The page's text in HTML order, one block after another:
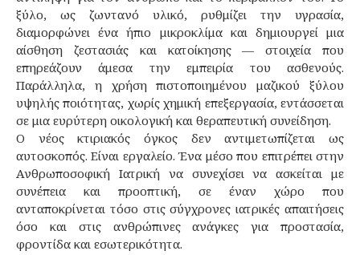
ξύλο, ως ζωντανό υλικό, ρυθμίζει την υγρασία,
διαμορφώνει ένα ήπιο μικροκλίμα και δημιουργεί μια
αίσθηση ζεστασιάς και κατοίκησης — στοιχεία που
επηρεάζουν άμεσα την εμπειρία του ασθενούς.
Παράλληλα, η χρήση πιστοποιημένου μαζικού ξύλου
υψηλής ποιότητας, χωρίς χημική επεξεργασία, εντάσσεται
σε μια ευρύτερη οικολογική και θεραπευτική συνείδηση.
Ο νέος κτιριακός όγκος δεν αντιμετωπίζεται ως
αυτοσκοπός. Είναι εργαλείο. Ένα μέσο που επιτρέπει στην
Ανθρωποσοφική Ιατρική να συνεχίσει να ασκείται με
συνέπεια και προοπτική, σε έναν χώρο που
ανταποκρίνεται τόσο στις σύγχρονες ιατρικές απαιτήσεις
όσο και στις ανθρώπινες ανάγκες για προστασία,
φροντίδα και εσωτερικότητα.